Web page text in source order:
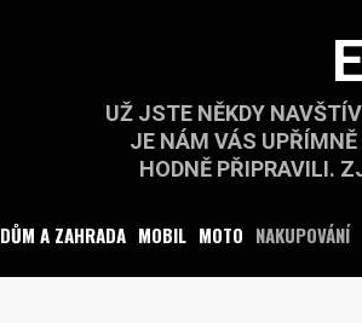
UŽ JSTE NĚKDY
JE NÁM VÁS
HODNĚ PŘIPRAVILI.
DŮM A ZAHRADA MOBIL MOTO NAKUPOVÁNÍ